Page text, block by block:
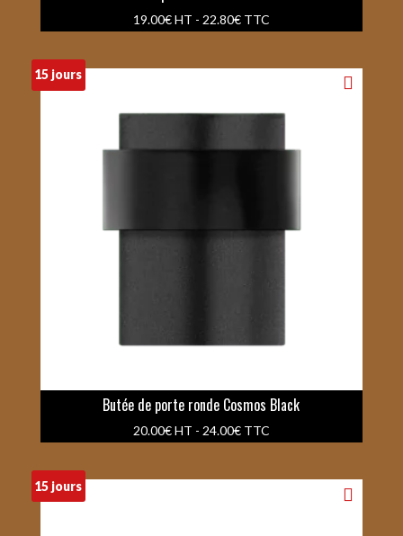
19.00€HT - 22.80€TTC
15 jours
Butée de porte ronde Cosmos Black
20.00€HT - 24.00€TTC
15 jours